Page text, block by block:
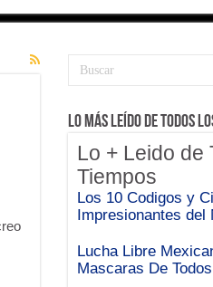
Lo Más Leído de Todos
Lo + Leido de
Tiempos
Los 10 Codigos y
Impresionantes del
Lucha Libre
Mascaras De